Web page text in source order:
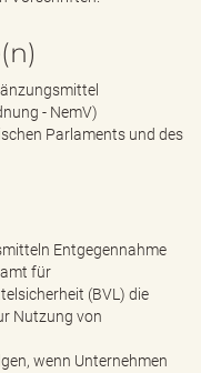
- NemV)
Parlaments und des
Entgegennahme
für
(BVL) die
Nutzung von
wenn Unternehmen